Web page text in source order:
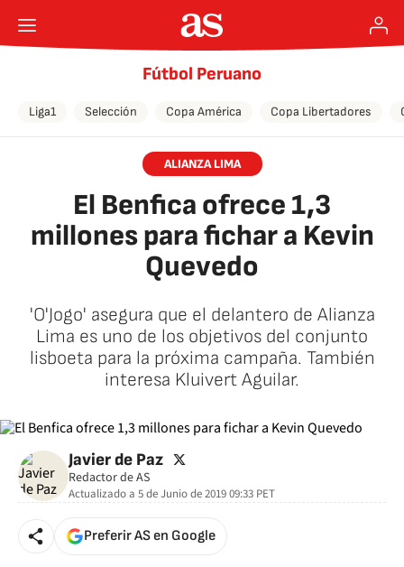
Fútbol Peruano
Liga1 Selección Copa América Copa Libertadores
ALIANZA LIMA
El Benfica ofrece 1,3
millones para fichar a Kevin
Quevedo
'O'Jogo' asegura que el delantero de Alianza
Lima es uno de los objetivos del conjunto
lisboeta para la próxima campaña. También
interesa Kluivert Aguilar.
Javier de Paz twitter
Redactor de AS
Actualizado a 5 de Junio de 2019 09:33 PET
Preferir AS en Google